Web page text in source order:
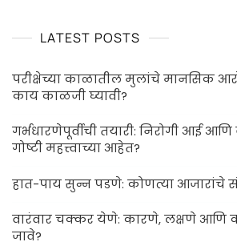
LATEST POSTS
परीक्षेच्या काळातील मुलांचे मानसिक
काय काळजी घ्यावी?
गर्भधारणेपूर्वीची तयारी: निरोगी आई
गोष्टी महत्त्वाच्या आहेत?
हात-पाय सुन्न पडणे: कोणत्या
वारंवार चक्कर येणे: कारणे, लक्षणे आणि
जावे?